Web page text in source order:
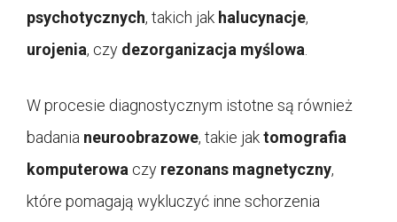
psychotycznych, takich jak halucynacje,
urojenia, czy dezorganizacja myślowa
W procesie diagnostycznym istotne są również
badania neuroobrazowe, takie jaktomografia
komputerowa czy rezonans magnetyczny,
które pomagają wykluczyć inne schorzenia